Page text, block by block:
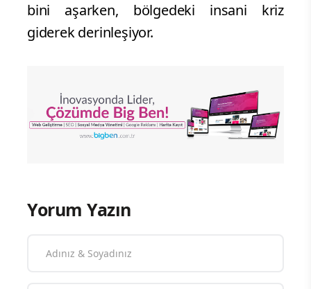
bini aşarken, bölgedeki insani kriz
giderek derinleşiyor.
Yorum Yazın